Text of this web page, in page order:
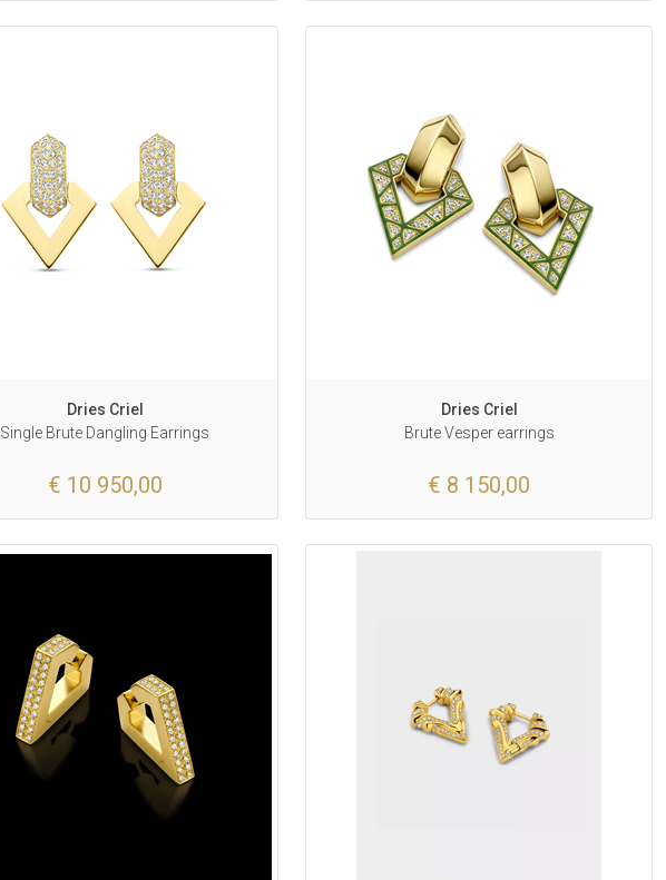
Dries Criel
Single Brute Dangling Earrings
€ 10 950,00
Dries Criel
Brute Vesper earrings
€ 8 150,00